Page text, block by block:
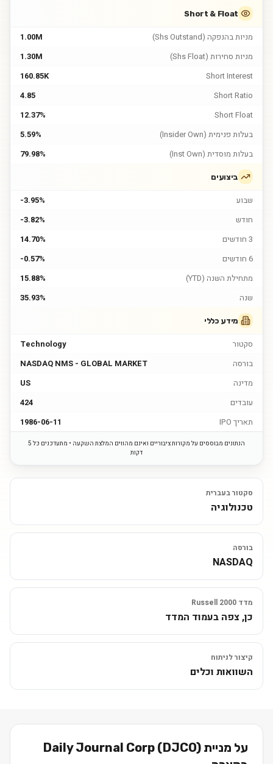
Short & Float
מניות בהנפקה (Shs Outstand)
1.00M
מניות סחירות (Shs Float)
1.30M
Short Interest
160.85K
Short Ratio
4.85
Short Float
12.37%
בעלות פנימית (Insider Own)
5.59%
בעלות מוסדית (Inst Own)
79.98%
ביצועים
שבוע
-3.95%
חודש
-3.82%
3 חודשים
14.70%
6 חודשים
-0.57%
מתחילת השנה (YTD)
15.88%
שנה
35.93%
מידע כללי
סקטור
Technology
בורסה
NASDAQ NMS - GLOBAL MARKET
מדינה
US
עובדים
424
תאריך IPO
1986-06-11
הנתונים מבוססים על מקורות ציבוריים ואינם מהווים המלצת השקעה • מתעדכנים כל 5
דקות
סקטור בעברית
טכנולוגיה
בורסה
NASDAQ
מדד Russell 2000
כן, צפה בעמוד המדד
קיצור לניתוח
השוואות וכלים
על מניית Daily Journal Corp (DJCO)